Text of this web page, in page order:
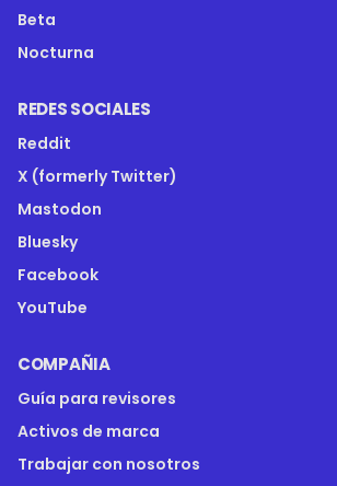
Beta
Nocturna
REDES SOCIALES
Reddit
X (formerly Twitter)
Mastodon
Bluesky
Facebook
YouTube
COMPAÑIA
Guía para revisores
Activos de marca
Trabajar con nosotros